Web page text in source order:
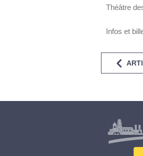
Théâtre
Infos et